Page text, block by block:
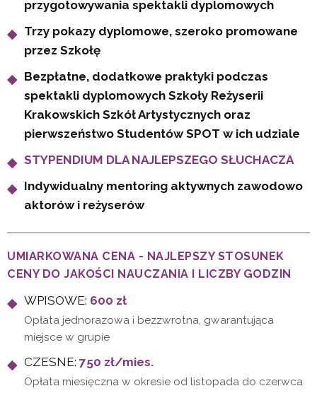
przygotowywania spektakli dyplomowych
Trzy pokazy dyplomowe, szeroko promowane
przez Szkołę
Bezpłatne, dodatkowe praktyki podczas
spektakli dyplomowych Szkoły Reżyserii
Krakowskich Szkół Artystycznych oraz
pierwszeństwo Studentów SPOT w ich udziale
STYPENDIUM DLA NAJLEPSZEGO SŁUCHACZA
Indywidualny mentoring aktywnych zawodowo
aktorów i reżyserów
UMIARKOWANA CENA - NAJLEPSZY STOSUNEK
CENY DO JAKOŚCI NAUCZANIA I LICZBY GODZIN
WPISOWE: 600 zł
Opłata jednorazowa i bezzwrotna, gwarantująca
miejsce w grupie
CZESNE: 750 zł/mies.
Opłata miesięczna w okresie od listopada do czerwca